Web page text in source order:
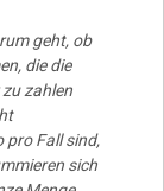
geht, ob
die die
zahlen
pro Fall sind,
sich